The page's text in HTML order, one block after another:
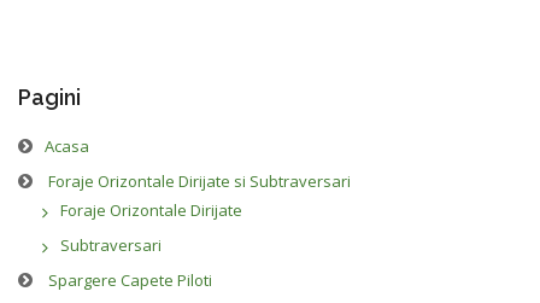
Pagini
Acasa
Foraje Orizontale Dirijate si Subtraversari
Foraje Orizontale Dirijate
Subtraversari
Spargere Capete Piloti